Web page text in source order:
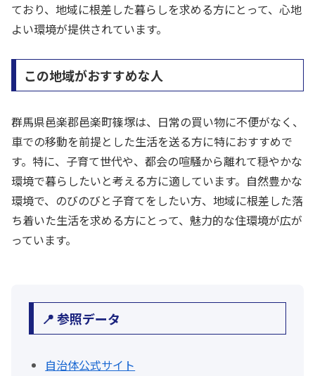
ており、地域に根差した暮らしを求める方にとって、心地
よい環境が提供されています。
この地域がおすすめな人
群馬県邑楽郡邑楽町篠塚は、日常の買い物に不便がなく、
車での移動を前提とした生活を送る方に特におすすめで
す。特に、子育て世代や、都会の喧騒から離れて穏やかな
環境で暮らしたいと考える方に適しています。自然豊かな
環境で、のびのびと子育てをしたい方、地域に根差した落
ち着いた生活を求める方にとって、魅力的な住環境が広が
っています。
📍 参照データ
自治体公式サイト